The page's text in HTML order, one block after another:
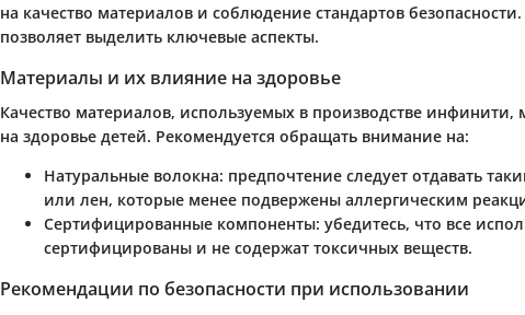
на качество материалов и соблюдение стандартов
позволяет выделить ключевые аспекты.
Материалы и их влияние на здоровье
Качество материалов, используемых в производстве инфинити,
на здоровье детей. Рекомендуется обращать внимание на:
Натуральные волокна: предпочтение следует отдавать
или лен, которые менее подвержены аллергическим
Сертифицированные компоненты: убедитесь, что все
сертифицированы и не содержат токсичных веществ.
Рекомендации по безопасности при использовании